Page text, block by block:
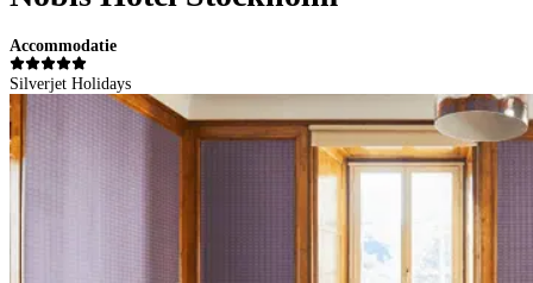
Accommodatie
Silverjet Holidays